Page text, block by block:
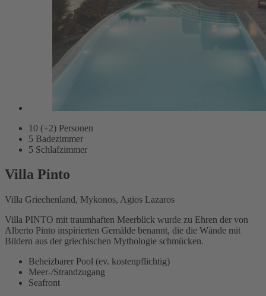
10 (+2) Personen
5 Badezimmer
5 Schlafzimmer
Villa Pinto
Villa Griechenland, Mykonos, Agios Lazaros
Villa PINTO mit traumhaften Meerblick wurde zu Ehren der von
Alberto Pinto inspirierten Gemälde benannt, die die Wände mit
Bildern aus der griechischen Mythologie schmücken.
Beheizbarer Pool (ev. kostenpflichtig)
Meer-/Strandzugang
Seafront